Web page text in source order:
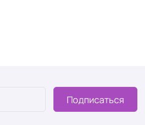
для женщин. Из-за потери
Подписаться